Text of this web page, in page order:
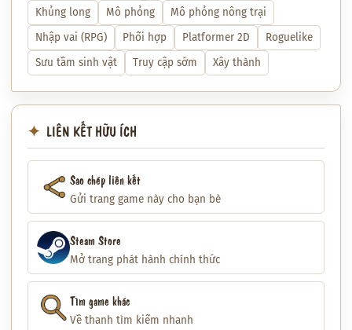
Khủng long
Mô phỏng
Mô phỏng nông trại
Nhập vai (RPG)
Phối hợp Platformer 2D
Roguelike
Sưu tầm sinh vật
Truy cập sớm Xây thành
LIÊN KẾT HỮU ÍCH
Sao chép liên kết
Gửi trang game này cho bạn bè
Steam Store
Mở trang phát hành chính thức
Tìm game khác
Về thanh tìm kiếm nhanh